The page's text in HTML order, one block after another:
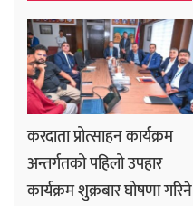
करदाता प्रोत्साहन कार्यक्रम
अन्तर्गतको पहिलो उपहार
कार्यक्रम शुक्रबार घोषणा गरिने